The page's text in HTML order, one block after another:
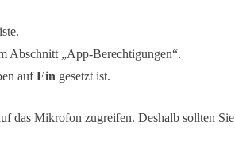
Abschnitt „App-Berechtigungen“.
aufEin gesetzt ist.
das Mikrofon zugreifen. Deshalb sollten Sie